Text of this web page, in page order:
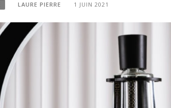
LAURE PIERRE 1 JUIN 2021